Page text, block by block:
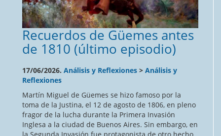
Recuerdos de Güemes antes
de 1810 (último episodio)
17/06/2026. Análisis y Reflexiones > Análisis y
Reflexiones
Martín Miguel de Güemes se hizo famoso por la
toma de la Justina, el 12 de agosto de 1806, en pleno
fragor de la lucha durante la Primera Invasión
Inglesa a la ciudad de Buenos Aires. Sin embargo, en
la Segunda Invasión fue protagonista de otro hecho